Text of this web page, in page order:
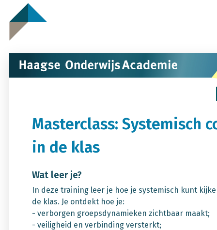
Masterclass: Systemisch
in de klas
Wat leer je?
In deze training leer je hoe je systemisch kunt
de klas. Je ontdekt hoe je:
- verborgen groepsdynamieken zichtbaar maakt;
- veiligheid en verbinding versterkt;